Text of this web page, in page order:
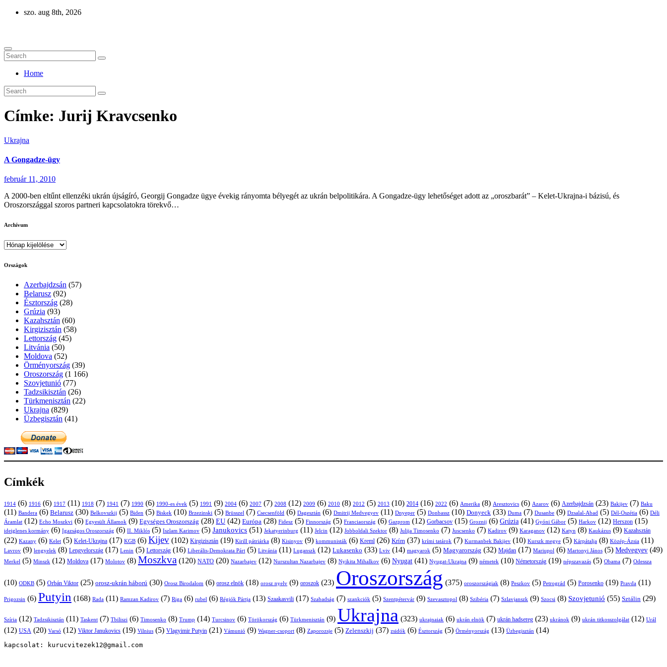
Skip
szo. aug 8th, 2026
Home
Címke: Jurij Kravcsenko
Ukrajna
A Gongadze-ügy
február 11, 2010
A 2000-ben eltűnt ellenzéki ukrán újságíró, Georgij Gongadze ügye évekig rányomta bélyegét az ukrán belpolitikára. A Gongadze-ügy lehetőséget adott az „oroszbarát” – Kelet-Ukrajna-i bázisú, és
Oroszországgal szoros partneri kapcsolatokra törekvő…
Archívum
Archívum
Országok
Azerbajdzsán (57)
Belarusz (92)
Észtország (28)
Grúzia (93)
Kazahsztán (60)
Kirgizisztán (58)
Lettország (45)
Litvánia (50)
Moldova (52)
Örményország (39)
Oroszország (1 166)
Szovjetunió (77)
Tadzsikisztán (26)
Türkmenisztán (22)
Ukrajna (829)
Üzbegisztán (41)
Címkék
1914 (6) 1916 (6) 1917 (11) 1918 (7) 1941 (7) 1990 (6) 1990-es évek (5) 1991 (9) 2004 (6) 2007 (7) 2008 (12) 2009 (6) 2010 (8) 2012 (5) 2013 (10) 2014 (16) 2022 (6) Amerika (8) Aresztovics (6) Azarov (6) Azerbajdzsán (23) Bakijev (7) Baku
(11) Bandera (6) Belarusz (30) Belkovszkij (5) Biden (5) Biskek (10) Brzezinski (5) Brüsszel (7) Csecsenföld (6) Dagesztán (6) Dmitrij Medvegyev (11) Dnyeper (5) Donbassz (10) Donyeck (33) Duma (7) Dusanbe (9) Dzsalal-Abad (5) Dél-Oszétia (6) Déli
Áramlat (12) Echo Moszkvi (6) Egyesült Államok (9) Egységes Oroszország (28) EU (42) Európa (28) Fidesz (5) Finnország (5) Franciaország (6) Gazprom (12) Gorbacsov (15) Groznij (6) Grúzia (41) Gyóni Gábor (5) Harkov (12) Herszon (15)
ideiglenes kormány (6) Igazságos Oroszország (6) II. Miklós (5) Iszlam Karimov (5) Janukovics (51) Jekatyerinburg (11) Jelcin (12) Jobboldali Szektor (8) Julija Timosenko (7) Juscsenko (7) Kadirov (9) Karaganov (12) Katyn (8) Kaukázus (9) Kazahsztán
(22) Kazany (6) Kelet (5) Kelet-Ukrajna (17) KGB (6) Kijev (102) Kirgizisztán (19) Kirill pátriárka (8) Kisinyov (9) kommunisták (6) Kreml (26) Krím (37) krími tatárok (7) Kurmanbek Bakijev (10) Kurszk megye (5) Kárpátalja (8) Közép-Ázsia (11)
Lavrov (9) lengyelek (8) Lengyelország (17) Lenin (5) Lettország (16) Liberális-Demokrata Párt (5) Litvánia (11) Luganszk (12) Lukasenko (33) Lviv (14) magyarok (5) Magyarország (32) Majdan (17) Mariupol (6) Martonyi János (5) Medvegyev (49)
Merkel (5) Minszk (12) Moldova (17) Molotov (8) Moszkva (120) NATO (20) Nazarbajev (12) Nurszultan Nazarbajev (8) Nyikita Mihalkov (6) Nyugat (41) Nyugat-Ukrajna (9) németek (10) Németország (19) népszavazás (5) Obama (7) Odessza
(10) ODKB (5) Orbán Viktor (25) orosz-ukrán háború (30) Orosz Birodalom (6) orosz elnök (18) orosz nyelv (9) oroszok (23) Oroszország (375) oroszországiak (8) Peszkov (5) Petrográd (5) Porosenko (19) Pravda (11)
Prigozsin (6) Putyin (168) Rada (11) Ramzan Kadirov (7) Riga (6) rubel (6) Régiók Pártja (13) Szaakasvili (17) Szabadság (7) szankciók (5) Szentpétervár (9) Szevasztopol (8) Szibéria (7) Szlavjanszk (9) Szocsi (8) Szovjetunió (55) Sztálin (29)
Szíria (12) Tadzsikisztán (11) Taskent (7) Tbiliszi (6) Timosenko (8) Trump (14) Turcsinov (6) Törökország (6) Türkmenisztán (9) Ukrajna (323) ukrajnaiak (6) ukrán elnök (7) ukrán hadsereg (23) ukránok (9) ukrán titkosszolgálat (12) Urál
(12) USA (20) Varsó (12) Viktor Janukovics (19) Vilnius (5) Vlagyimir Putyin (21) Vámunió (9) Wagner-csoport (8) Zaporozsje (5) Zelenszkij (37) zsidók (6) Észtország (5) Örményország (13) Üzbegisztán (14)
kapcsolat: kurucvitezek12@gmail.com